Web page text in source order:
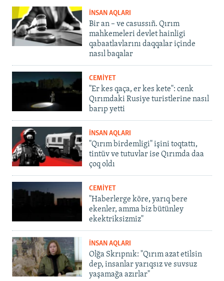
İNSAN AQLARI
Bir an – ve casussıñ. Qırım
mahkemeleri devlet hainligi
qabaatlavlarını daqqalar içinde
nasıl baqalar
CEMİYET
"Er kes qaça, er kes kete": cenk
Qırımdaki Rusiye turistlerine nasıl
barıp yetti
İNSAN AQLARI
"Qırım birdemligi" işini toqtattı,
tintüv ve tutuvlar ise Qırımda daa
çoq oldı
CEMİYET
"Haberlerge köre, yarıq bere
ekenler, amma biz bütünley
ekektriksizmiz"
İNSAN AQLARI
Olğa Skrıpnık: "Qırım azat etilsin
dep, insanlar yarıqsız ve suvsuz
yaşamağa azırlar"